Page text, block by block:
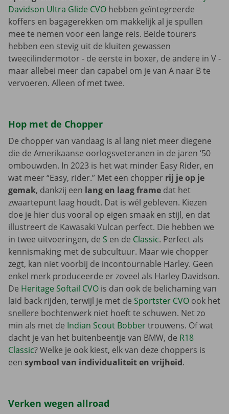
Davidson Ultra Glide CVO hebben geïntegreerde
koffers en bagagerekken om makkelijk al je spullen
mee te nemen voor een lange reis. Beide tourers
hebben een stevig uit de kluiten gewassen
tweecilindermotor - de eerste in boxer, de andere in V -
maar allebei meer dan capabel om je van A naar B te
vervoeren. Alleen of met twee.
Hop met de Chopper
De chopper van vandaag is al lang niet meer diegene
die de Amerikaanse oorlogsveteranen in de jaren ‘50
ombouwden. In 2023 is het wat minder Easy Rider, en
wat meer “Easy, rider.” Met een chopper rij je op je
gemak, dankzij een lang en laag frame dat het
zwaartepunt laag houdt. Dat is wél gebleven. Kiezen
doe je hier dus vooral op eigen smaak en stijl, en dat
illustreert de Kawasaki Vulcan perfect. Die hebben we
in twee uitvoeringen, de S en de Classic. Perfect als
kennismaking met de subcultuur. Maar wie chopper
zegt, kan niet voorbij de incontournable Harley. Geen
enkel merk produceerde er zoveel als Harley Davidson.
De Heritage Softail CVO is dan ook de belichaming van
laid back rijden, terwijl je met de Sportster CVO ook het
snellere bochtenwerk niet hoeft te schuwen. Net zo
min als met de Indian Scout Bobbertrouwens. Of wat
dacht je van het buitenbeentje van BMW, de R18
Classic? Welke je ook kiest, elk van deze choppers is
een symbool van individualiteit en vrijheid.
Verken wegen allroad